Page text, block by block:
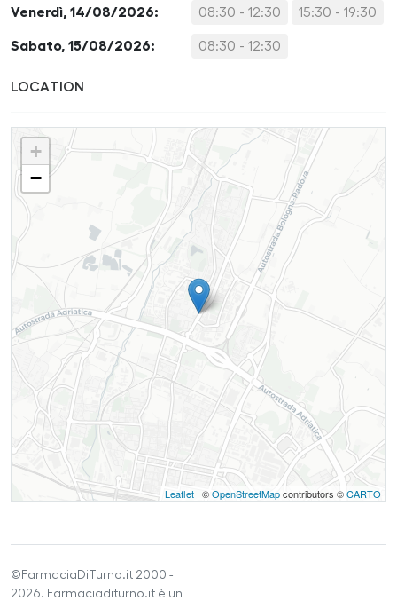
Venerdì, 14/08/2026: 08:30 - 12:30 15:30 - 19:30
Sabato, 15/08/2026: 08:30 - 12:30
LOCATION
+
−
Leaflet | ©OpenStreetMapcontributors ©CARTO
©FarmaciaDiTurno.it 2000 -
2026. Farmaciaditurno.it è un